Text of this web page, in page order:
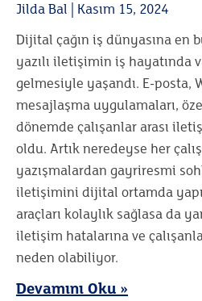
Jilda Bal
Kasım 15, 2024
Dijital çağın iş dünyasına en
yazılı iletişimin iş hayatında
gelmesiyle yaşandı. E-posta,
mesajlaşma uygulamaları,
dönemde çalışanlar arası
oldu. Artık neredeyse her
yazışmalardan gayriresmi
iletişimini dijital ortamda
araçları kolaylık sağlasa da
iletişim hatalarına ve
neden olabiliyor.
Devamını Oku »